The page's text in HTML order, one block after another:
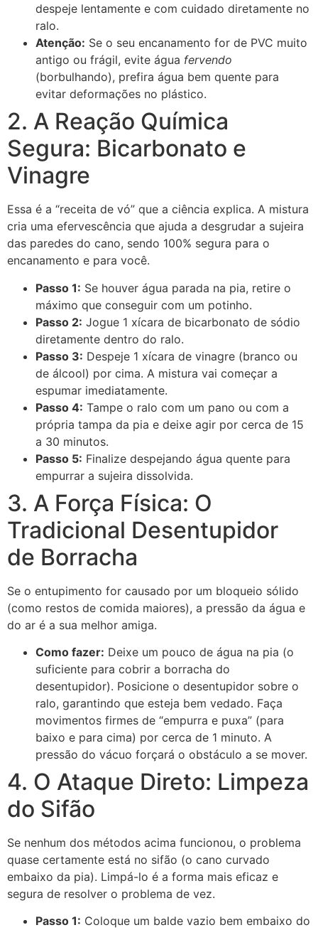
despeje lentamente e com cuidado diretamente no
ralo.
Atenção: Se o seu encanamento for de PVC muito
antigo ou frágil, evite água fervendo
(borbulhando), prefira água bem quente para
evitar deformações no plástico.
2. A Reação Química
Segura: Bicarbonato e
Vinagre
Essa é a “receita de vó” que a ciência explica. A mistura
cria uma efervescência que ajuda a desgrudar a sujeira
das paredes do cano, sendo 100% segura para o
encanamento e para você.
Passo 1: Se houver água parada na pia, retire o
máximo que conseguir com um potinho.
Passo 2: Jogue 1 xícara de bicarbonato de sódio
diretamente dentro do ralo.
Passo 3: Despeje 1 xícara de vinagre (branco ou
de álcool) por cima. A mistura vai começar a
espumar imediatamente.
Passo 4: Tampe o ralo com um pano ou com a
própria tampa da pia e deixe agir por cerca de 15
a 30 minutos.
Passo 5: Finalize despejando água quente para
empurrar a sujeira dissolvida.
3. A Força Física: O
Tradicional Desentupidor
de Borracha
Se o entupimento for causado por um bloqueio sólido
(como restos de comida maiores), a pressão da água e
do ar é a sua melhor amiga.
Como fazer: Deixe um pouco de água na pia (o
suficiente para cobrir a borracha do
desentupidor). Posicione o desentupidor sobre o
ralo, garantindo que esteja bem vedado. Faça
movimentos firmes de “empurra e puxa” (para
baixo e para cima) por cerca de 1 minuto. A
pressão do vácuo forçará o obstáculo a se mover.
4. O Ataque Direto: Limpeza
do Sifão
Se nenhum dos métodos acima funcionou, o problema
quase certamente está no sifão (o cano curvado
embaixo da pia). Limpá-lo é a forma mais eficaz e
segura de resolver o problema de vez.
Passo 1: Coloque um balde vazio bem embaixo do